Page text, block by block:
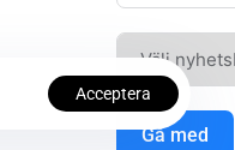
Gå med
Acceptera